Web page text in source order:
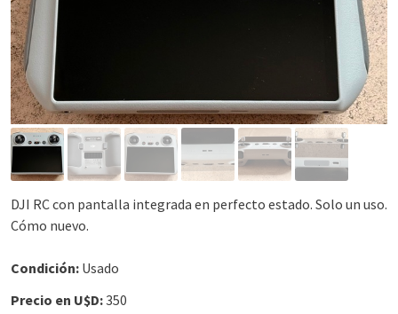
DJI RC con pantalla integrada en perfecto estado. Solo un uso.
Cómo nuevo.
Condición: Usado
Precio en U$D:350